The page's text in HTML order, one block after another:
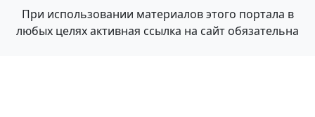
При использовании материалов этого портала в
любых целях активная ссылка на сайт обязательна